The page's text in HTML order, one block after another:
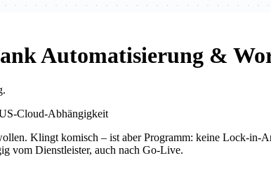
Automatisierung &
Cloud-Abhängigkeit
Klingt komisch – ist aber Programm: keine Lock-in-
vom Dienstleister, auch nach Go-Live.